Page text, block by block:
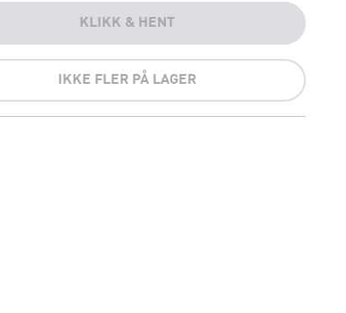
KLIKK & HENT
IKKE FLER PÅ LAGER